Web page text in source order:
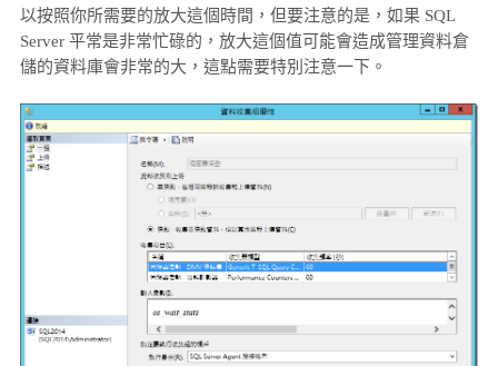
以按照你所需要的放大這個時間，但要注意的是，如果 SQL
Server 平常是非常忙碌的，放大這個值可能會造成管理資料倉
儲的資料庫會非常的大，這點需要特別注意一下。